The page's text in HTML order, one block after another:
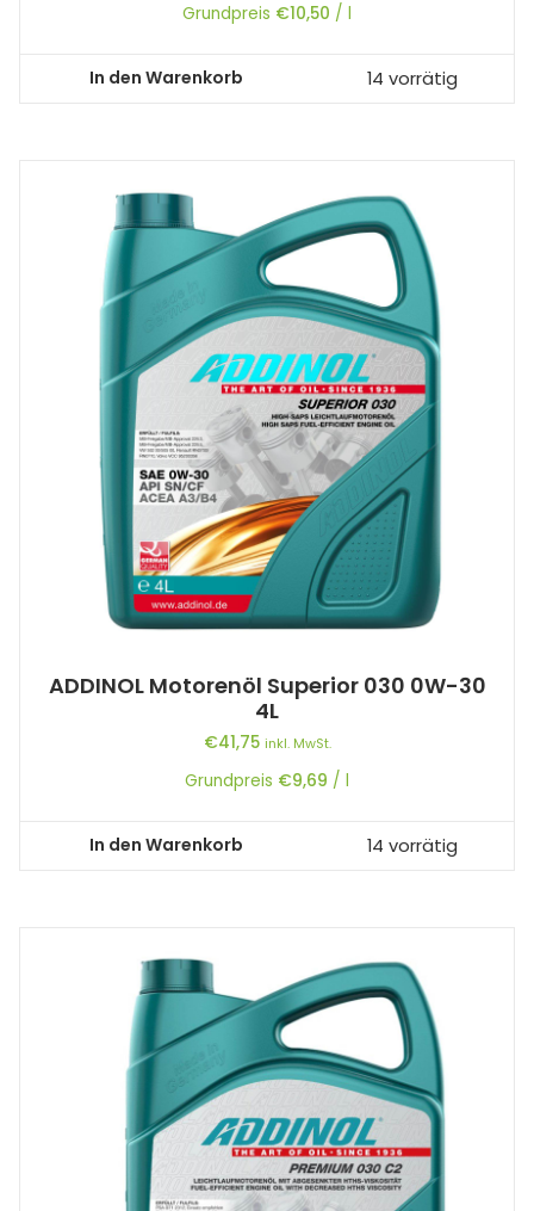
Grundpreis €10,50 / l
In den Warenkorb 14 vorrätig
ADDINOL Motorenöl Superior 030 0W-30
4L
€41,75 inkl. MwSt.
Grundpreis €9,69 / l
In den Warenkorb 14 vorrätig